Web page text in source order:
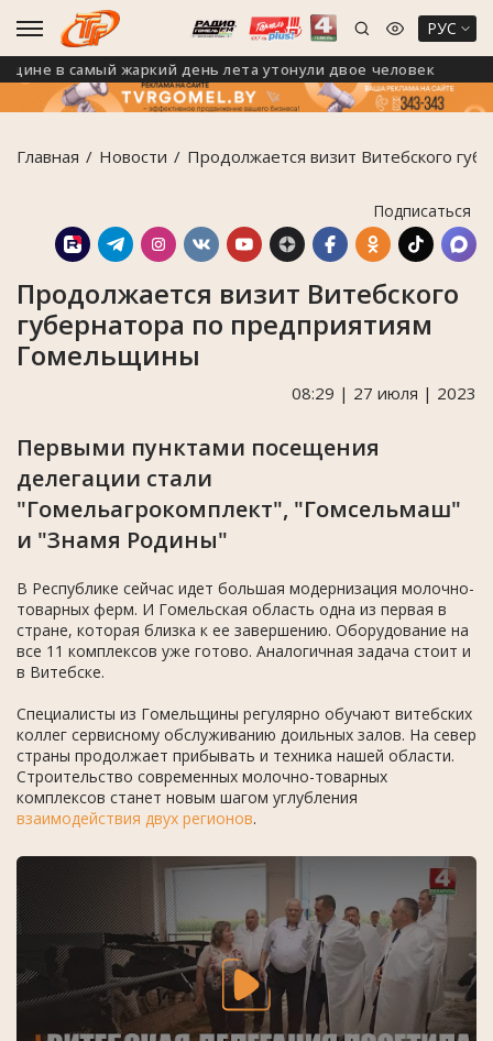
РУС
в самый жаркий день лета утонули двое человек
Главная Новости Продолжается визит Витебского
Подписаться
Продолжается визит Витебского
губернатора по предприятиям
Гомельщины
08:29 | 27 июля | 2023
Первыми пунктами посещения
делегации стали
"Гомельагрокомплект", "Гомсельмаш"
и "Знамя Родины"
В Республике сейчас идет большая модернизация молочно-
товарных ферм. И Гомельская область одна из первая в
стране, которая близка к ее завершению. Оборудование на
все 11 комплексов уже готово. Аналогичная задача стоит и
в Витебске.
Специалисты из Гомельщины регулярно обучают витебских
коллег сервисному обслуживанию доильных залов. На север
страны продолжает прибывать и техника нашей области.
Строительство современных молочно-товарных
комплексов станет новым шагом углубления
взаимодействия двух регионов.